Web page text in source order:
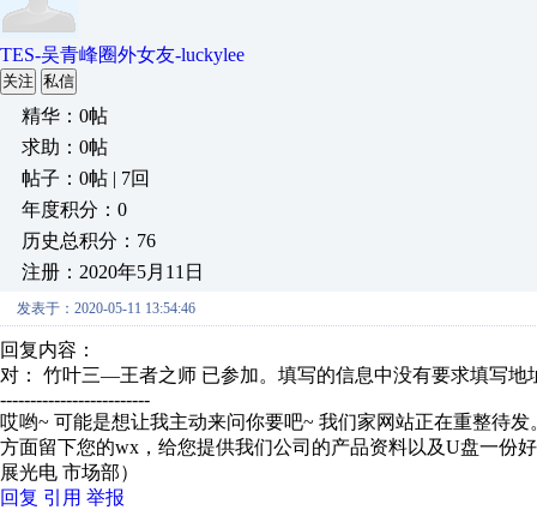
TES-吴青峰圈外女友-luckylee
关注 私信
精华：0帖
求助：0帖
帖子：0帖 | 7回
年度积分：0
历史总积分：76
注册：2020年5月11日
发表于：2020-05-11 13:54:46
回复内容：
对： 竹叶三—王者之师 已参加。填写的信息中没有要求填写
-------------------------
哎哟~ 可能是想让我主动来问你要吧~ 我们家网站正在重整待
方面留下您的wx，给您提供我们公司的产品资料以及U盘一份
展光电 市场部）
回复 引用 举报